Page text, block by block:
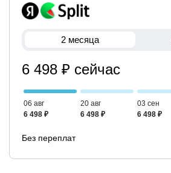
2 месяца
6 498 ₽ сейчас
06 авг
6 498 ₽
20 авг
6 498 ₽
03 сен
6 498 ₽
Без переплат